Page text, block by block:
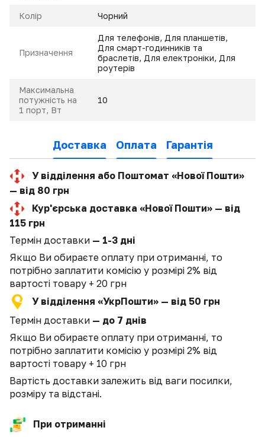
Колір Чорний
Призначення
Для телефонів, Для планшетів,
Для смарт-годинників та
браслетів, Для електроніки, Для
роутерів
Максимальна
потужність на
1 порт, Вт
10
Доставка Оплата Гарантія
У відділення або Поштомат «Нової Пошти»
— від 80 грн
Кур'єрська доставка «Нової Пошти» — від
115 грн
Термін доставки — 1-3 дні
Якщо Ви обираєте оплату при отриманні, то
потрібно заплатити комісію у розмірі 2% від
вартості товару + 20 грн
У відділення «УкрПошти» — від 50 грн
Термін доставки — до 7 днів
Якщо Ви обираєте оплату при отриманні, то
потрібно заплатити комісію у розмірі 2% від
вартості товару + 10 грн
Вартість доставки залежить від ваги посилки,
розміру та відстані.
При отриманні